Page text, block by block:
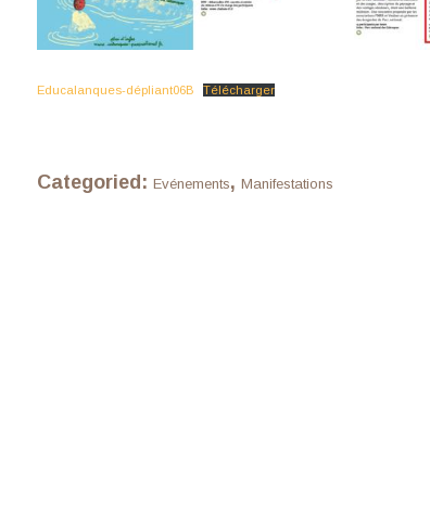
Educalanques-dépliant06B Télécharger
Categoried: Evénements, Manifestations